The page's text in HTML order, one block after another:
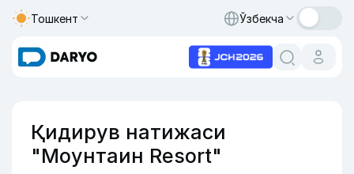
Тошкент Ўзбекча
Қидирув натижаси
"Моунтаин Resort"